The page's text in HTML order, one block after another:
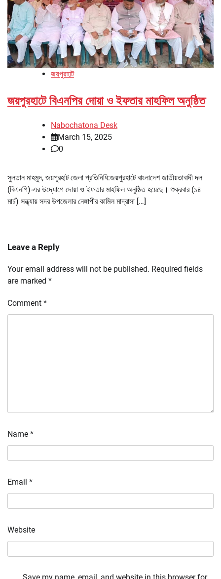
জয়পুরহাট
জয়পুরহাটে বিএনপির দোয়া ও ইফতার মাহফিল অনুষ্ঠিত
Nabochatona Desk
March 15, 2025
0
সুলতান মাহমুদ, জয়পুরহাট জেলা প্রতিনিধি:জয়পুরহাটে বাংলাদেশ জাতীয়তাবাদী দল
(বিএনপি)-এর উদ্যোগে দোয়া ও ইফতার মাহফিল অনুষ্ঠিত হয়েছে। শুক্রবার (১৪
মার্চ) সন্ধ্যায় সদর উপজেলার নেঙ্গাপীর কামিল মাদ্রাসা […]
Leave a Reply
Your email address will not be published. Required fields
are marked *
Comment *
Name *
Email *
Website